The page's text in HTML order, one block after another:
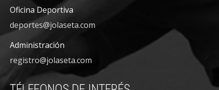
Oficina Deportiva
deportes@jolaseta.com
Administración
registro@jolaseta.com